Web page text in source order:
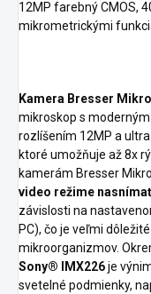
12MP farebný CMOS,
mikrometrickými
Kamera Bresser
mikroskop s
rozlíšením 12MP a
ktoré umožňuje až 8x
kamerám Bresser
video režime
závislosti na
PC), čo je veľmi
mikroorganizmov.
Sony® IMX226je
svetelné podmienky,